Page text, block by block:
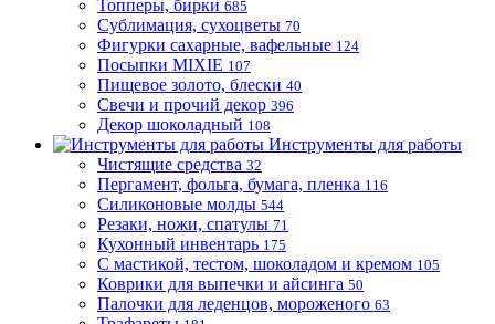
Топперы, бирки 685
Сублимация, сухоцветы 70
Фигурки сахарные, вафельные 124
Посыпки MIXIE 107
Пищевое золото, блески 40
Свечи и прочий декор 396
Декор шоколадный 108
Инструменты для работы
Чистящие средства 32
Пергамент, фольга, бумага, пленка 116
Силиконовые молды 544
Резаки, ножи, спатулы 71
Кухонный инвентарь 175
С мастикой, тестом, шоколадом и кремом 105
Коврики для выпечки и айсинга 50
Палочки для леденцов, мороженого 63